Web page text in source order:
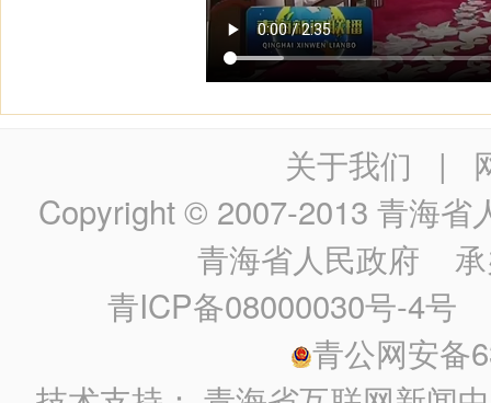
关于我们 |
Copyright © 2007-2013 青海省
青海省人民政府 承
青ICP备08000030号-4号
青公网安备